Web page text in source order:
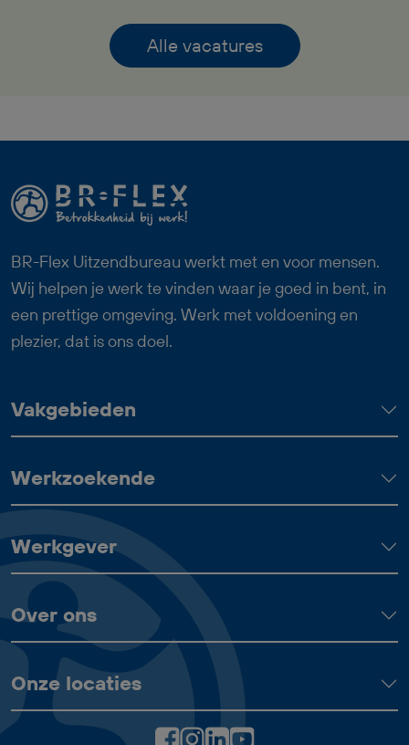
werkplaats soepel en efficiënt draaien.
Een afwisselende en verantwoordelijke
functie binnen een stabiel familiebedrijf
Alle vacatures
BR-Flex Uitzendbureau werkt met en voor mensen.
Wij helpen je werk te vinden waar je goed in bent, in
een prettige omgeving. Werk met voldoening en
plezier, dat is ons doel.
Vakgebieden
Werkzoekende
Werkgever
Over ons
Onze locaties